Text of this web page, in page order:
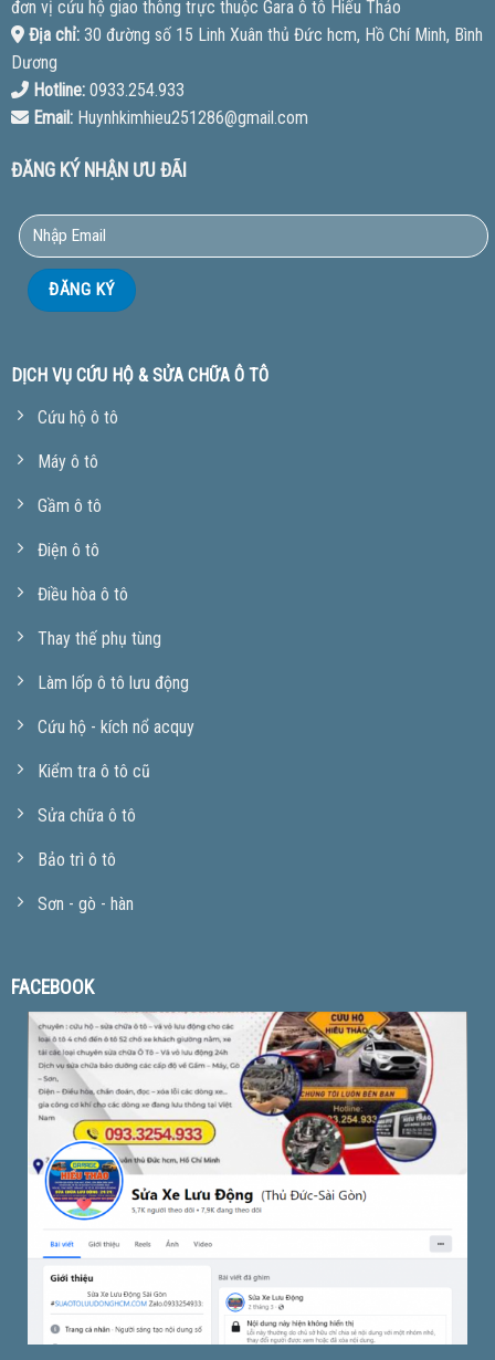
đơn vị cứu hộ giao thông trực thuộc Gara ô tô Hiếu Thảo
Địa chỉ:30 đường số 15 Linh Xuân thủ Đức hcm, Hồ Chí Minh, Bình
Dương
Hotline:0933.254.933
Email:Huynhkimhieu251286@gmail.com
ĐĂNG KÝ NHẬN ƯU ĐÃI
DỊCH VỤ CỨU HỘ & SỬA CHỮA Ô TÔ
Cứu hộ ô tô
Máy ô tô
Gầm ô tô
Điện ô tô
Điều hòa ô tô
Thay thế phụ tùng
Làm lốp ô tô lưu động
Cứu hộ - kích nổ acquy
Kiểm tra ô tô cũ
Sửa chữa ô tô
Bảo trì ô tô
Sơn - gò - hàn
FACEBOOK